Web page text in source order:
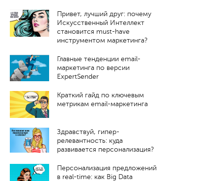
Привет, лучший друг: почему
Искусственный Интеллект
становится must-have
инструментом маркетинга?
Главные тенденции email-
маркетинга по версии
ExpertSender
Краткий гайд по ключевым
метрикам email-маркетинга
Здравствуй, гипер-
релевантность: куда
развивается персонализация?
Персонализация предложений
в real-time: как Big Data